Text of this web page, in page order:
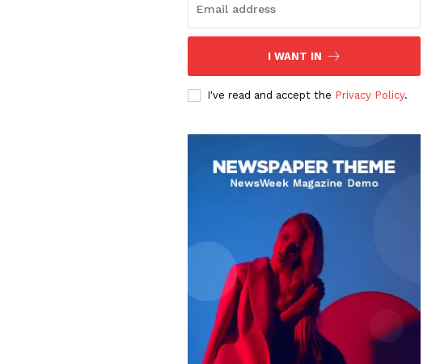
I WANT IN
I've read and accept the Privacy Policy.